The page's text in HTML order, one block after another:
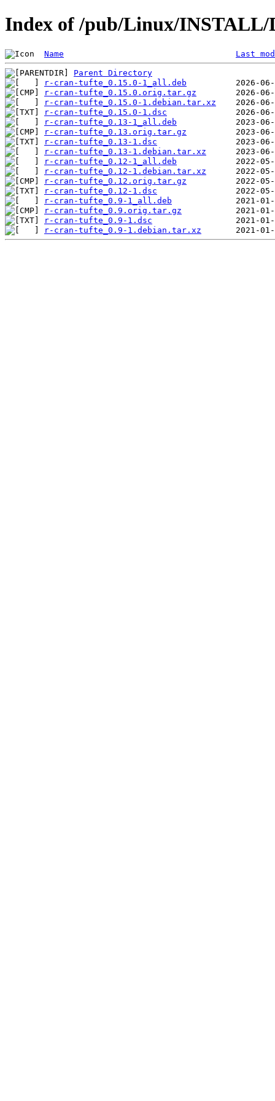
Index of /pub/Linux/
Name Last
Parent Directory
r-cran-tufte_0.15.0-1_all.deb
r-cran-tufte_0.15.0.orig.tar.gz
r-cran-tufte_0.15.0-1.debian.tar.xz
r-cran-tufte_0.15.0-1.dsc
r-cran-tufte_0.13-1_all.deb
r-cran-tufte_0.13.orig.tar.gz
r-cran-tufte_0.13-1.dsc
r-cran-tufte_0.13-1.debian.tar.xz
r-cran-tufte_0.12-1_all.deb
r-cran-tufte_0.12-1.debian.tar.xz
r-cran-tufte_0.12.orig.tar.gz
r-cran-tufte_0.12-1.dsc
r-cran-tufte_0.9-1_all.deb
r-cran-tufte_0.9.orig.tar.gz
r-cran-tufte_0.9-1.dsc
r-cran-tufte_0.9-1.debian.tar.xz